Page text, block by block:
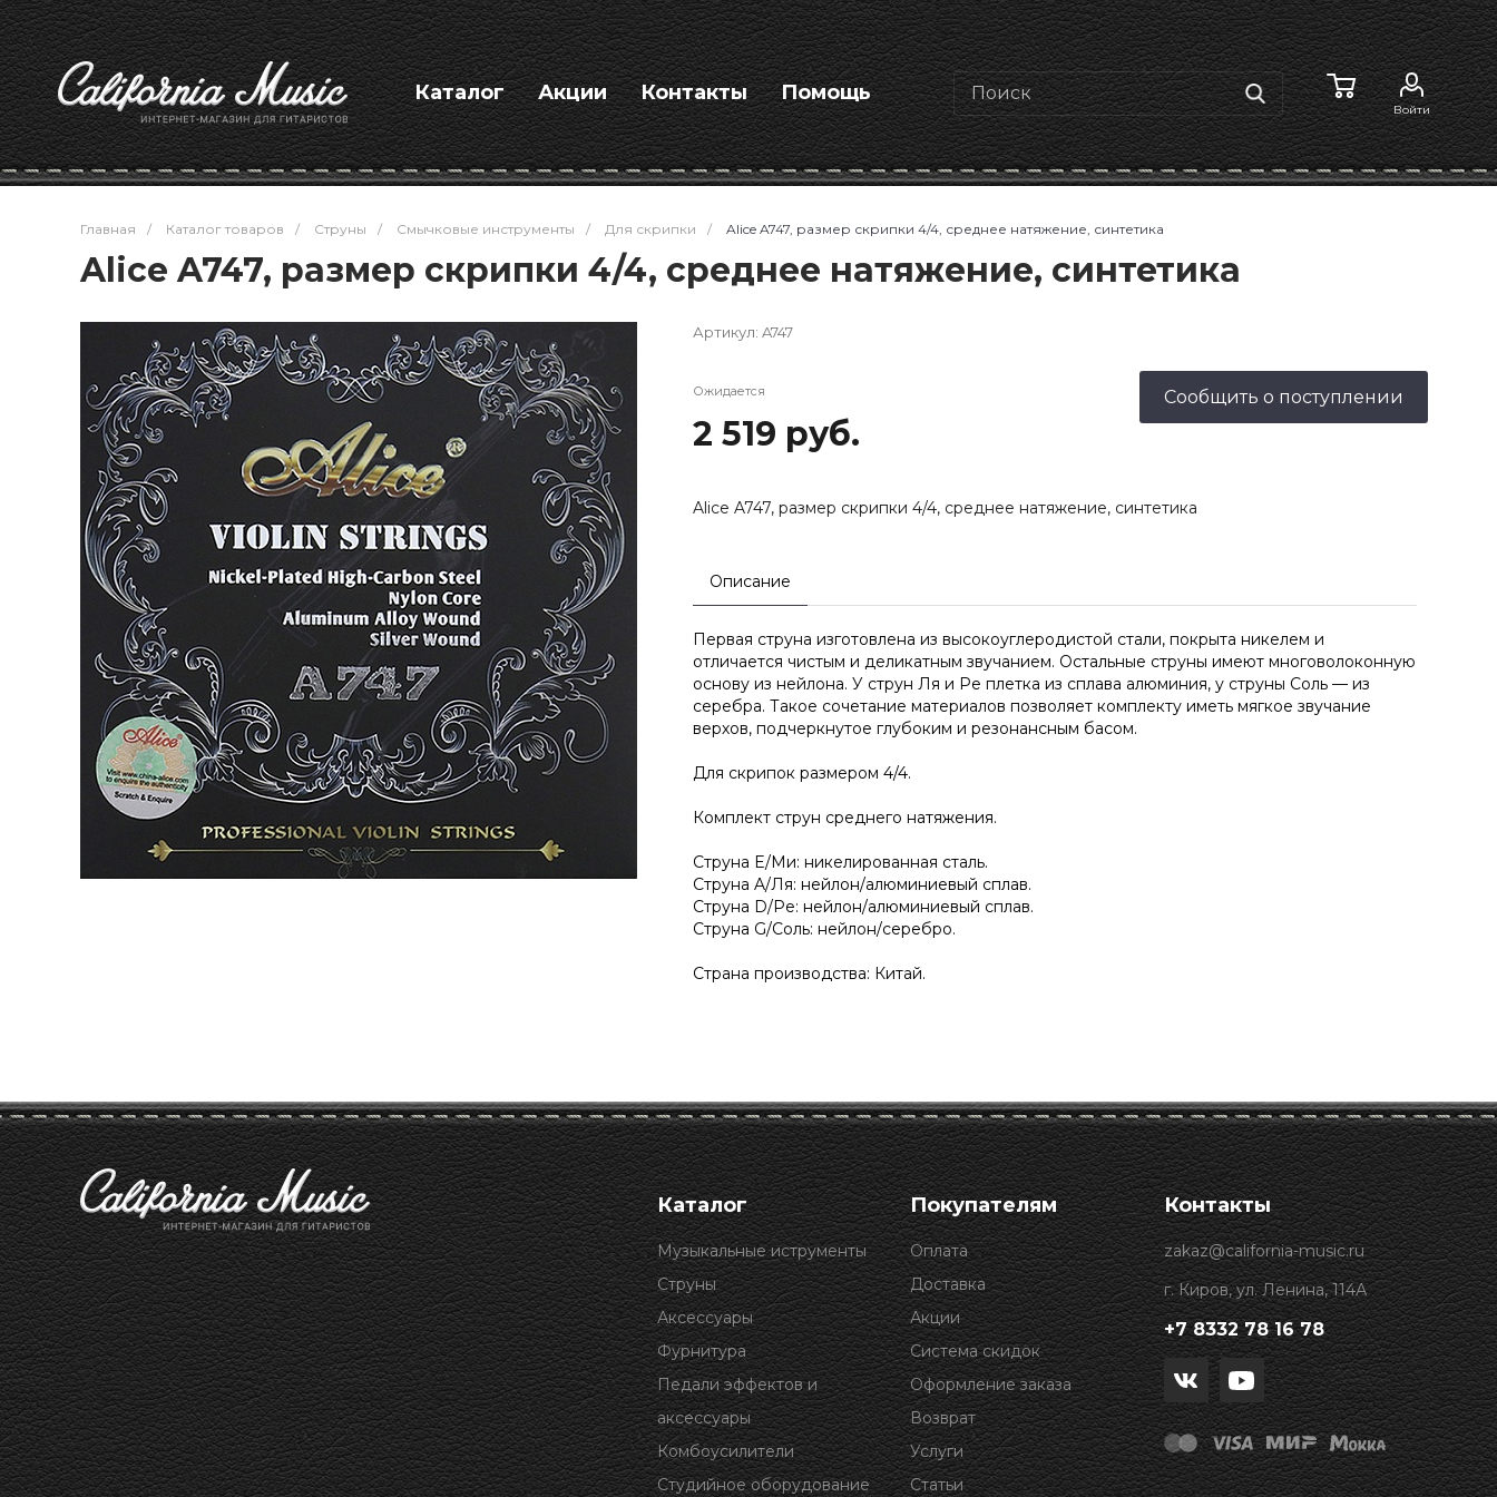
Каталог Акции Контакты Помощь
Войти
Главная / Каталог товаров / Струны / Смычковые инструменты / Для скрипки / Alice A747, размер скрипки 4/4, среднее натяжение, синтетика
Alice A747, размер скрипки 4/4, среднее натяжение, синтетика
Артикул: A747
Ожидается
2 519 руб.
Сообщить о поступлении
Alice A747, размер скрипки 4/4, среднее натяжение, синтетика
Описание
Первая струна изготовлена из высокоуглеродистой стали, покрыта никелем и
отличается чистым и деликатным звучанием. Остальные струны имеют многоволоконную
основу из нейлона. У струн Ля и Ре плетка из сплава алюминия, у струны Соль — из
серебра. Такое сочетание материалов позволяет комплекту иметь мягкое звучание
верхов, подчеркнутое глубоким и резонансным басом.
Для скрипок размером 4/4.
Комплект струн среднего натяжения.
Струна E/Ми: никелированная сталь.
Струна A/Ля: нейлон/алюминиевый сплав.
Струна D/Ре: нейлон/алюминиевый сплав.
Струна G/Соль: нейлон/серебро.
Страна производства: Китай.
Каталог
Музыкальные иструменты
Струны
Аксессуары
Фурнитура
Педали эффектов и
аксессуары
Комбоусилители
Студийное оборудование
Покупателям
Оплата
Доставка
Акции
Система скидок
Оформление заказа
Возврат
Услуги
Статьи
Контакты
zakaz@california-music.ru
г. Киров, ул. Ленина, 114А
+7 8332 78 16 78